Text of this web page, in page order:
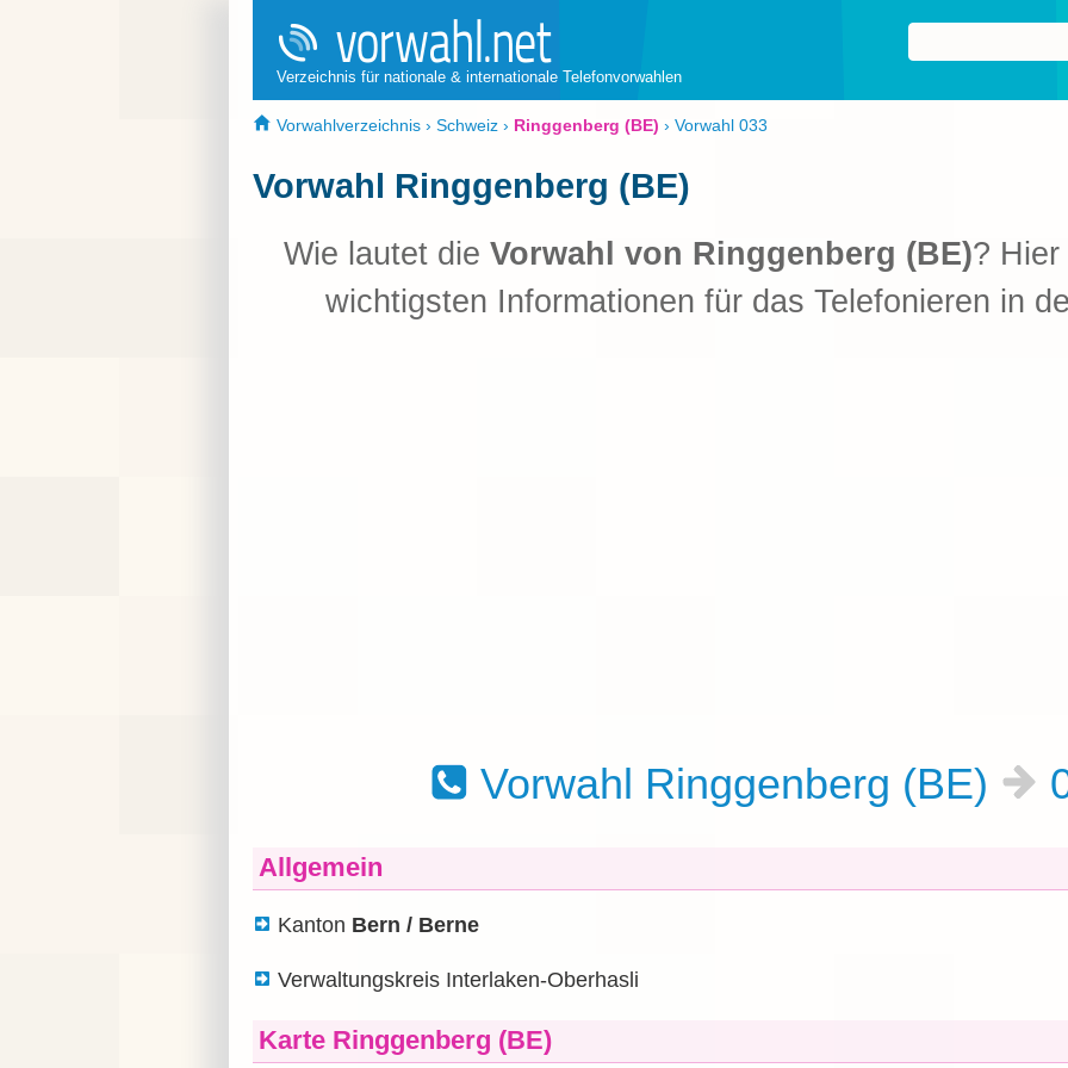
Verzeichnis für nationale & internationale Telefonvorwahlen
Vorwahlverzeichnis › Schweiz › Ringgenberg (BE) › Vorwahl 033
Vorwahl Ringgenberg (BE)
Wie lautet die Vorwahl von Ringgenberg (BE)?
wichtigsten Informationen für das Telefonieren in
Vorwahl Ringgenberg (BE)
Allgemein
Kanton Bern / Berne
Verwaltungskreis Interlaken-Oberhasli
Karte Ringgenberg (BE)